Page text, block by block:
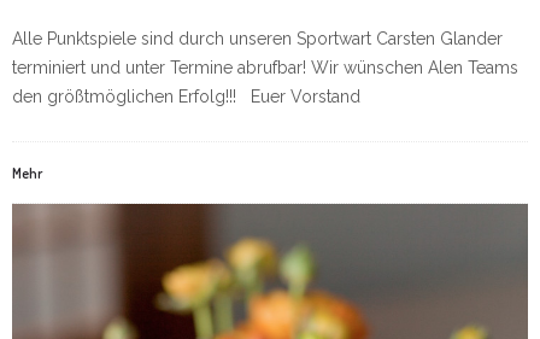
Alle Punktspiele sind durch unseren Sportwart Carsten Glander
terminiert und unter Termine abrufbar! Wir wünschen Alen Teams
den größtmöglichen Erfolg!!! Euer Vorstand
Mehr